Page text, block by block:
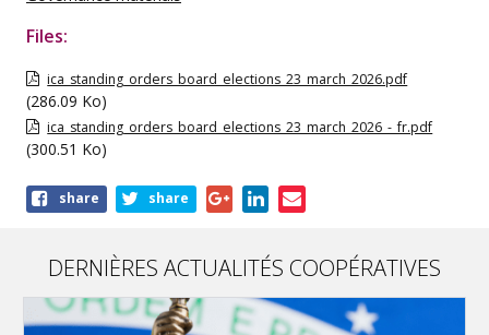
Files:
ica_standing_orders_board_elections_23_march_2026.pdf
(286.09 Ko)
ica_standing_orders_board_elections_23_march_2026_-_fr.pdf
(300.51 Ko)
Shareshare share
DERNIÈRES ACTUALITÉS COOPÉRATIVES